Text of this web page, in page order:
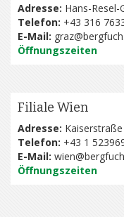
Adresse: Hans-Resel-
Telefon: +43 316
E-Mail:
Öffnungszeiten
Filiale Wien
Adresse:
Telefon: +43 1
E-Mail:
Öffnungszeiten